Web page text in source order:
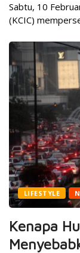
Sabtu, 10
(KCIC)
LIFESTYLE
Kenapa